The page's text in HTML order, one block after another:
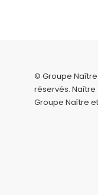
© Groupe
réservés. Naître
Groupe Naître